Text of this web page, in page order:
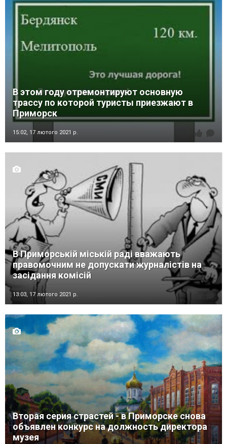
В этом году отремонтируют основную
трассу по которой туристы приезжают в
Приморск
15:02, 17 лютого 2021 р.
В Приморській міській раді вважають
правомочним не допускати журналістів на
засідання комісій
13:03, 17 лютого 2021 р.
Вторая серия страстей - в Приморске снова
объявлен конкурс на должность директора
музея